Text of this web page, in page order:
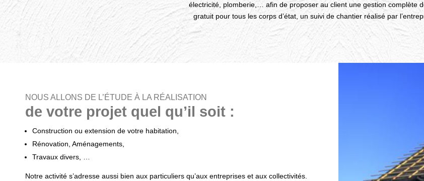
électricité, plomberie,… afin de proposer au client une gestion complète
gratuit pour tous les corps d’état, un suivi de chantier réalisé par
NOUS ALLONS DE L’ÉTUDE À LA RÉALISATION
de votre projet quel qu’il soit :
Construction ou extension de votre habitation,
Rénovation, Aménagements,
Travaux divers, …
Notre activité s’adresse aussi bien aux particuliers qu’aux entreprises et aux collectivités.